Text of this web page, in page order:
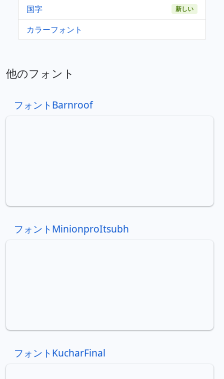
国字
新しい
カラーフォント
他のフォント
フォントBarnroof
フォントMinionproItsubh
フォントKucharFinal